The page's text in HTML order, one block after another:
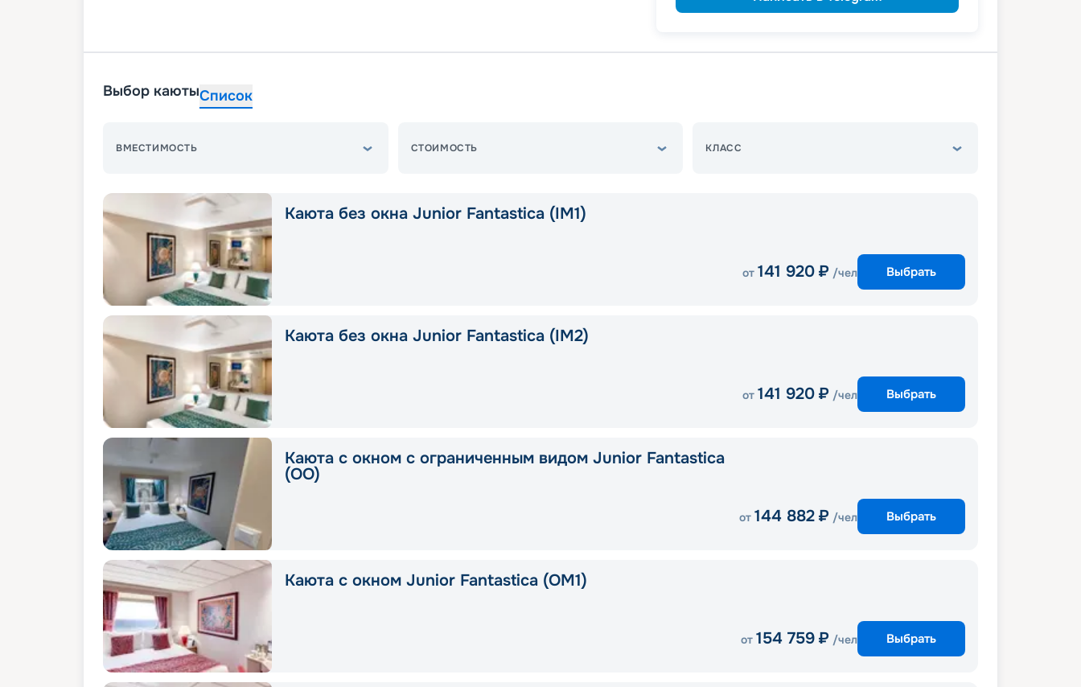
Выбор каютыСписок
ВМЕСТИМОСТЬ СТОИМОСТЬ КЛАСС
Каюта без окна Junior Fantastica (IM1)
от 141 920 ₽ /чел Выбрать
Каюта без окна Junior Fantastica (IM2)
от 141 920 ₽ /чел Выбрать
Каюта с окном с ограниченным видом Junior Fantastica
(OO)
от 144 882 ₽ /чел Выбрать
Каюта с окном Junior Fantastica (OM1)
от 154 759 ₽ /чел Выбрать